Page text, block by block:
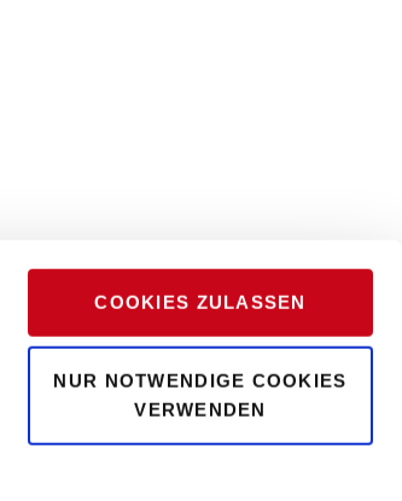
COOKIES ZULASSEN
NUR NOTWENDIGE COOKIES
VERWENDEN